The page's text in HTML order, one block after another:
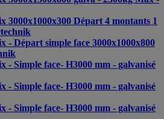
3000x1000x300 Départ 4 montants 1
- Départ simple face 3000x1000x800
- Simple face- H3000 mm - galvanisé
- Simple face- H3000 mm - galvanisé
- Simple face- H3000 mm - galvanisé